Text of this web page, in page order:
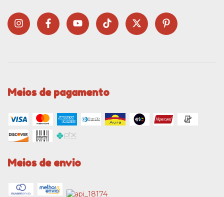
Meios de pagamento
Meios de envio